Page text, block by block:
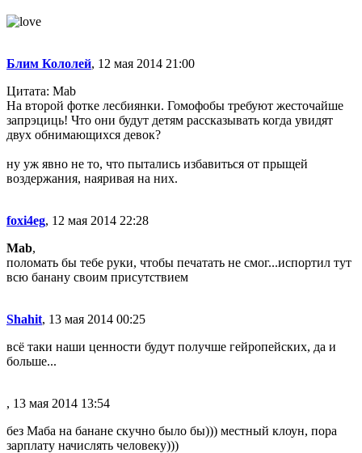
Блим Кололей, 12 мая 2014 21:00
Цитата: Mab
На второй фотке лесбиянки. Гомофобы требуют жесточайше
запрэциць! Что они будут детям рассказывать когда увидят
двух обнимающихся девок?
ну уж явно не то, что пытались избавиться от прыщей
воздержания, наяривая на них.
foxi4eg, 12 мая 2014 22:28
Mab,
поломать бы тебе руки, чтобы печатать не смог...испортил тут
всю банану своим присутствием
Shahit, 13 мая 2014 00:25
всё таки наши ценности будут получше гейропейских, да и
больше...
, 13 мая 2014 13:54
без Маба на банане скучно было бы))) местный клоун, пора
зарплату начислять человеку)))